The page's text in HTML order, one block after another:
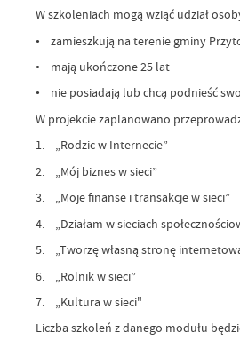
W szkoleniach mogą wziąć udział
• zamieszkują na terenie gminy
• mają ukończone 25 lat
• nie posiadają lub chcą podnieść
W projekcie zaplanowano
1. „Rodzic w Internecie”
2. „Mój biznes w sieci”
3. „Moje finanse i transakcje w sieci”
4. „Działam w sieciach
5. „Tworzę własną stronę
6. „Rolnik w sieci”
7. „Kultura w sieci"
Liczba szkoleń z danego modułu